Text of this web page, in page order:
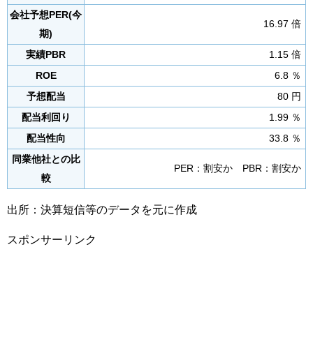
会社予想PER(今
期)
16.97 倍
実績PBR
1.15 倍
ROE
6.8 ％
予想配当
80 円
配当利回り
1.99 ％
配当性向
33.8 ％
同業他社との比
較
PER：割安か PBR：割安か
出所：決算短信等のデータを元に作成
スポンサーリンク